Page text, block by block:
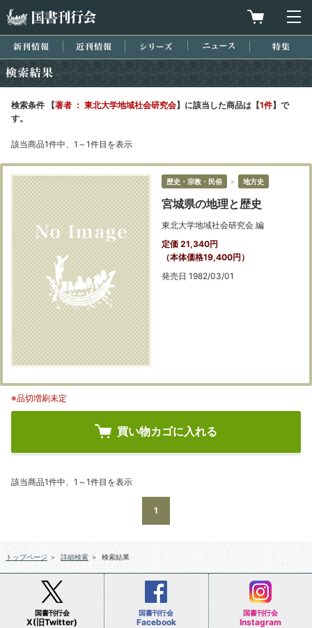
買物カゴを
新刊情報 近刊情報 シリーズ ニュース
検索条件 【著者 ： 東北大学地域社会研究会】に該当した商品は【1件】で
す。
該当商品1件中、1～1件目を表示
歴史・宗教・民俗 ＞ 地方史
宮城県の地理と歴史
東北大学地域社会研究会 編
定価 21,340円
（本体価格19,400円）
発売日 1982/03/01
※品切増刷未定
買い物カゴに入れる
該当商品1件中、1～1件目を表示
1
トップページ ＞ 詳細検索 ＞ 検索結果
国書刊行会
X(旧Twitter)
国書刊行会
Facebook
国書刊行会
Instagram